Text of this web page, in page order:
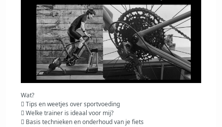
Wat?
 Tips en weetjes over sportvoeding
 Welke trainer is ideaal voor mij?
 Basis technieken en onderhoud van je fiets